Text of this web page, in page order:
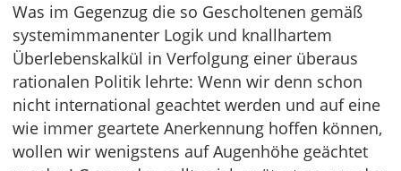
Was im Gegenzug die so Gescholtenen gemäß
systemimmanenter Logik und knallhartem
Überlebenskalkül in Verfolgung einer überaus
rationalen Politik lehrte: Wenn wir denn schon
nicht international geachtet werden und auf eine
wie immer geartete Anerkennung hoffen können,
wollen wir wenigstens auf Augenhöhe geächtet